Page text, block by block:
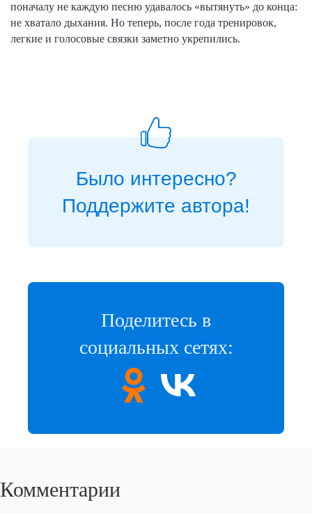
поначалу не каждую песню удавалось «вытянуть» до конца:
не хватало дыхания. Но теперь, после года тренировок,
легкие и голосовые связки заметно укрепились.
Было интересно?
Поддержите автора!
Поделитесь в
социальных сетях:
Комментарии